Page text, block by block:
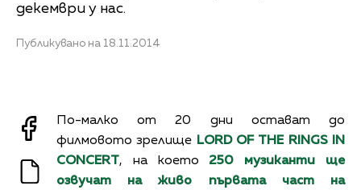
декември у нас.
Публикувано на 18.11.2014
По-малко от 20 дни остават до
филмовото зрелище LORD OF THE RINGS IN
CONCERT, на което 250
музиканти ще
озвучат на живо първата част на